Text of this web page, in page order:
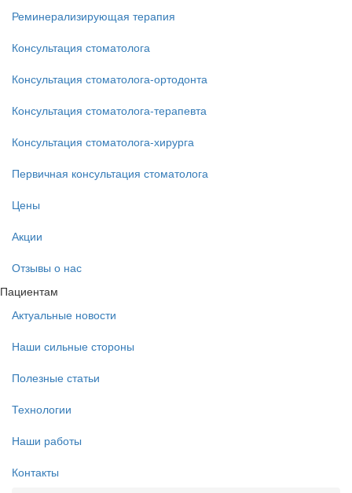
Реминерализирующая терапия
Консультация стоматолога
Консультация стоматолога-ортодонта
Консультация стоматолога-терапевта
Консультация стоматолога-хирурга
Первичная консультация стоматолога
Цены
Акции
Отзывы о нас
Пациентам
Актуальные новости
Наши сильные стороны
Полезные статьи
Технологии
Наши работы
Контакты